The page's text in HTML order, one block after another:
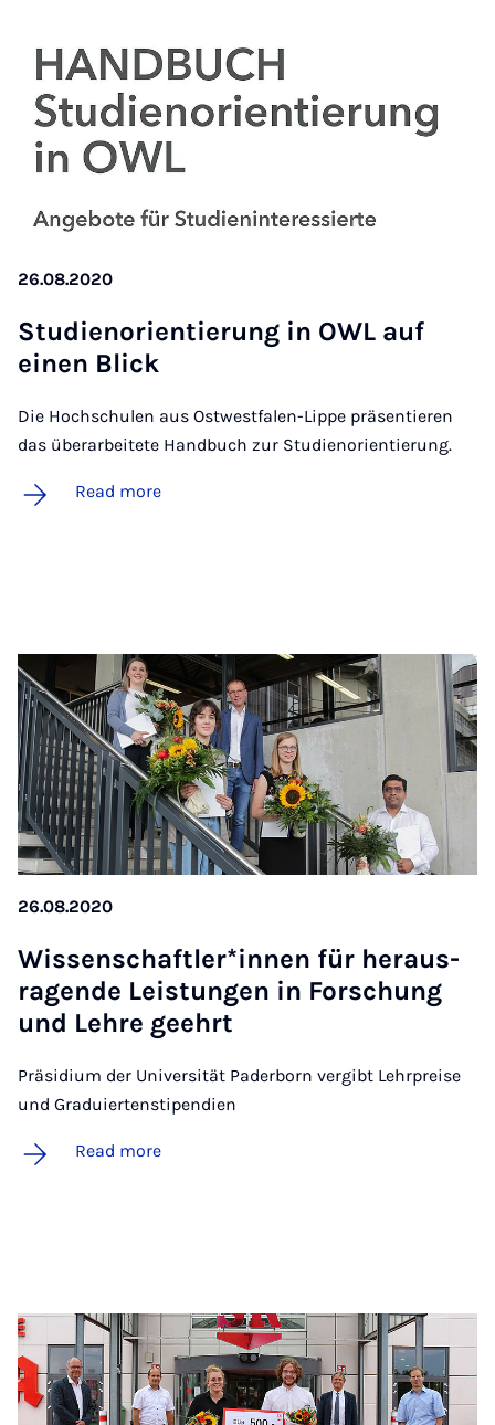
26.08.2020
Stud­i­en­ori­entier­ung in OWL auf
ein­en Blick
Die Hochschulen aus Ostwestfalen-Lippe präsentieren
das überarbeitete Handbuch zur Studienorientierung.
Read more
26.08.2020
Wis­senschaftler­*innen für heraus­
ra­gende Leis­tun­gen in Forschung
und Lehre geehrt
Präsidium der Universität Paderborn vergibt Lehrpreise
und Graduiertenstipendien
Read more